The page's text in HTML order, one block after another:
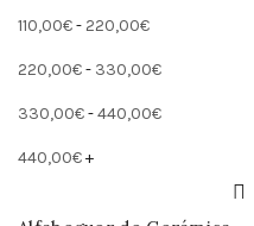
110,00€-220,00€
220,00€- 330,00€
330,00€-440,00€
440,00€+